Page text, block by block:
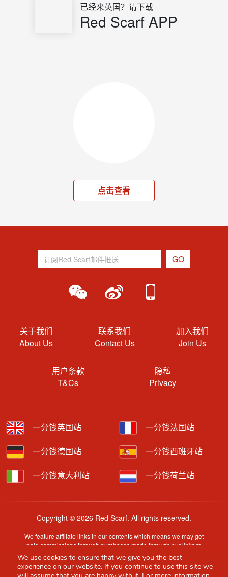
已经来英国？请下载
Red Scarf APP
点击查看
关于我们
About Us
联系我们
Contact Us
加入我们
Join Us
用户条款
T&Cs
隐私
Privacy
一分钱英国站 一分钱法国站
一分钱德国站 一分钱西班牙站
一分钱意大利站 一分钱荷兰站
Copyright © 2026 Red Scarf. All rights reserved.
We feature affiliate links in our contents which means we may get
paid commissions through purchases made through our links to
retailer sites.
Content is provided by users, brands or merchants. Some
information may have been generated by AI and is provided for
We use cookies to ensure that we give you the best
experience on our website. If you continue to use this site we